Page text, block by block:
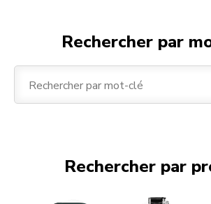
Rechercher par
Rechercher par